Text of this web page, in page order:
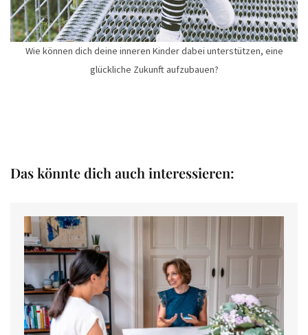
Wie können dich deine inneren Kinder dabei unterstützen, eine
glückliche Zukunft aufzubauen?
Das könnte dich auch interessieren: